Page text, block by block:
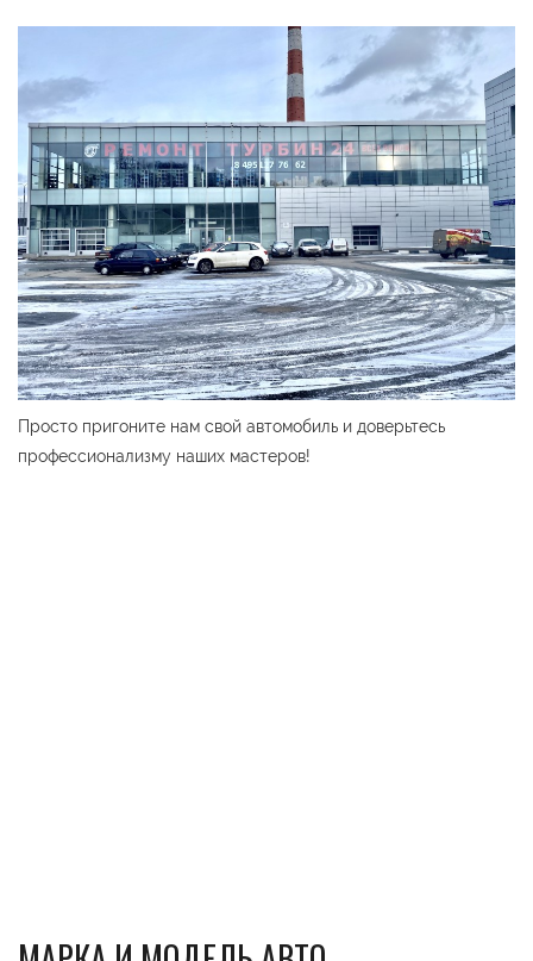
Просто пригоните нам свой автомобиль и доверьтесь
профессионализму наших мастеров!